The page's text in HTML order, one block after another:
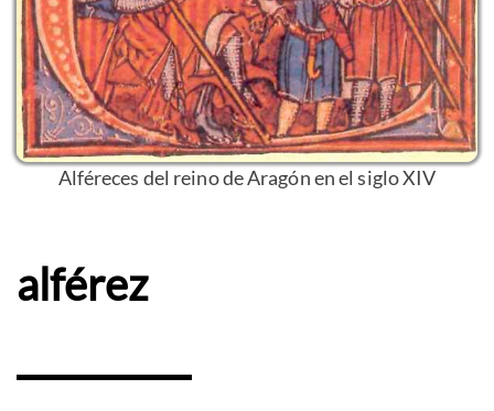
Alféreces del reino de Aragón en el siglo XIV
alférez